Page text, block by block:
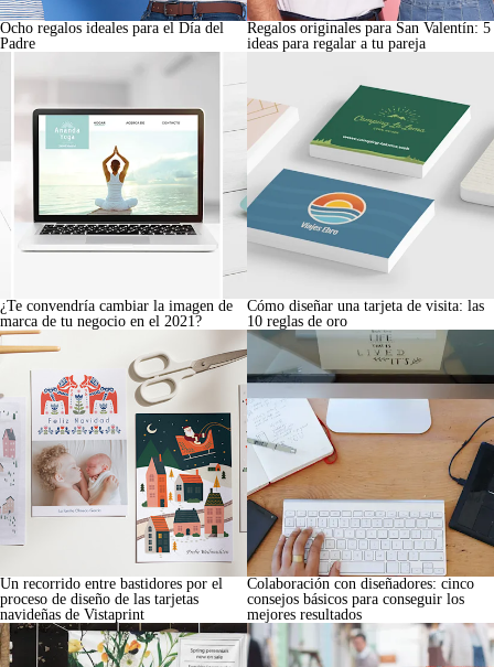
Ocho regalos ideales para el Día del
Padre
Regalos originales para San Valentín: 5
ideas para regalar a tu pareja
¿Te convendría cambiar la imagen de
marca de tu negocio en el 2021?
Cómo diseñar una tarjeta de visita: las
10 reglas de oro
Un recorrido entre bastidores por el
proceso de diseño de las tarjetas
navideñas de Vistaprint
Colaboración con diseñadores: cinco
consejos básicos para conseguir los
mejores resultados